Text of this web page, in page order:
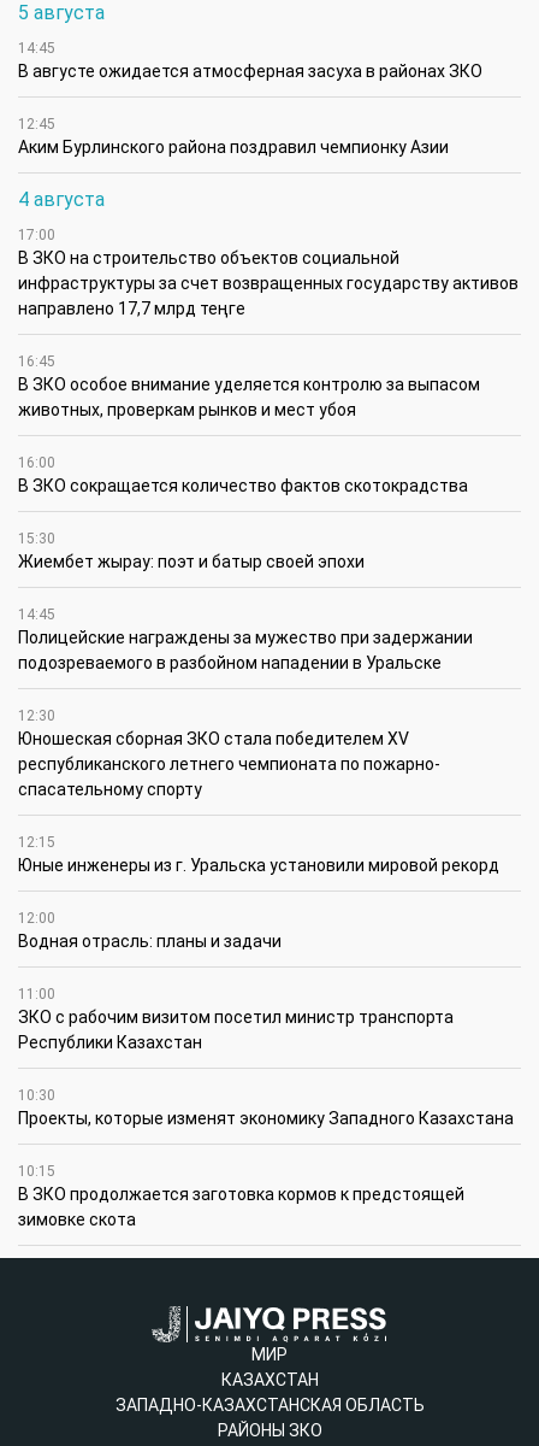
5 августа
14:45
В августе ожидается атмосферная засуха в районах ЗКО
12:45
Аким Бурлинского района поздравил чемпионку Азии
4 августа
17:00
В ЗКО на строительство объектов социальной
инфраструктуры за счет возвращенных государству активов
направлено 17,7 млрд теңге
16:45
В ЗКО особое внимание уделяется контролю за выпасом
животных, проверкам рынков и мест убоя
16:00
В ЗКО сокращается количество фактов скотокрадства
15:30
Жиембет жырау: поэт и батыр своей эпохи
14:45
Полицейские награждены за мужество при задержании
подозреваемого в разбойном нападении в Уральске
12:30
Юношеская сборная ЗКО стала победителем XV
республиканского летнего чемпионата по пожарно-
спасательному спорту
12:15
Юные инженеры из г. Уральска установили мировой рекорд
12:00
Водная отрасль: планы и задачи
11:00
ЗКО с рабочим визитом посетил министр транспорта
Республики Казахстан
10:30
Проекты, которые изменят экономику Западного Казахстана
10:15
В ЗКО продолжается заготовка кормов к предстоящей
зимовке скота
МИР
КАЗАХСТАН
ЗАПАДНО-КАЗАХСТАНСКАЯ ОБЛАСТЬ
РАЙОНЫ ЗКО